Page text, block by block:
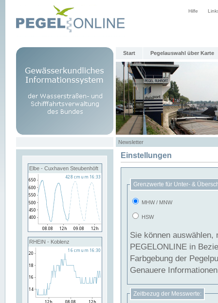
Hilfe
Start Pegelauswahl über Karte
Newsletter
Elbe - Cuxhaven Steubenhöft
RHEIN - Koblenz
Einstellungen
Grenzwerte für Unter- &
MHW / MNW
HSW
Sie können
PEGELONLINE in Beziehung
Farbgebung der
Genauere
Zeitbezug der Messwerte: